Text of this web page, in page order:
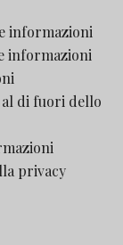
informazioni
informazioni
di fuori dello
privacy